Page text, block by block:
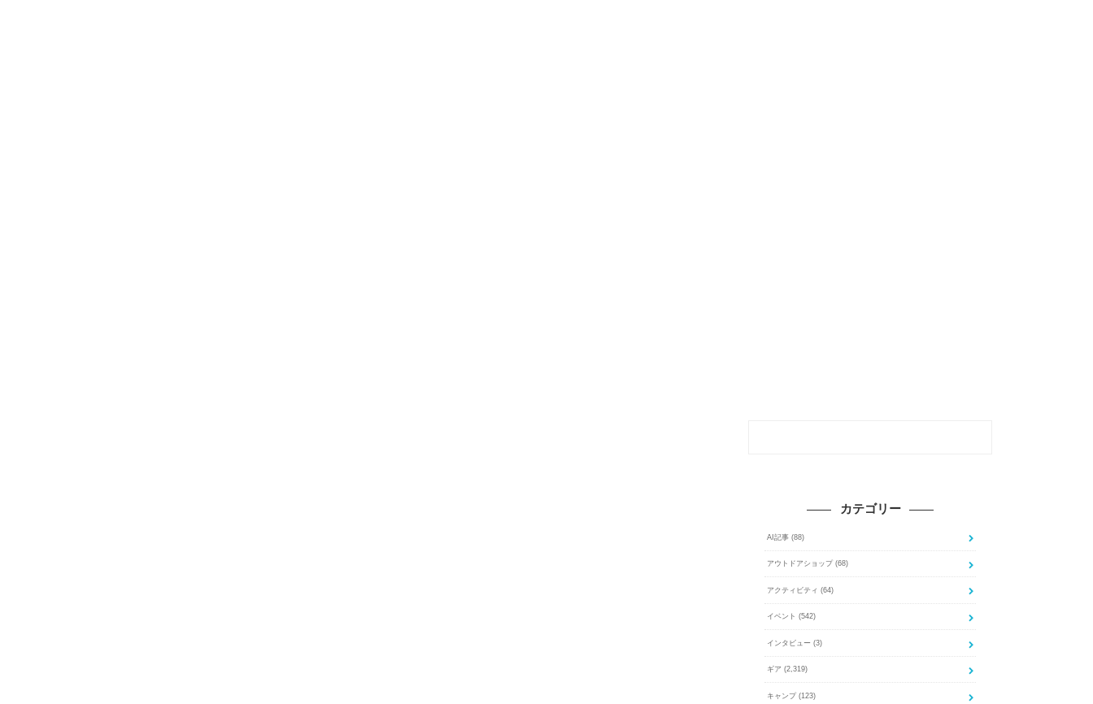
カテゴリー
AI記事 (88)
アウトドアショップ (68)
アクティビティ (64)
イベント (542)
インタビュー (3)
ギア (2,319)
キャンプ (123)